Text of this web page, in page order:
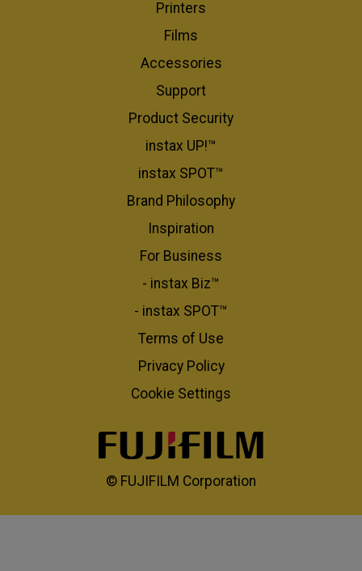
Printers
Films
Accessories
Support
Product Security
instax UP!™
instax SPOT™
Brand Philosophy
Inspiration
For Business​
- instax Biz™
- instax SPOT™
Terms of Use
Privacy Policy
Cookie Settings
© FUJIFILM Corporation